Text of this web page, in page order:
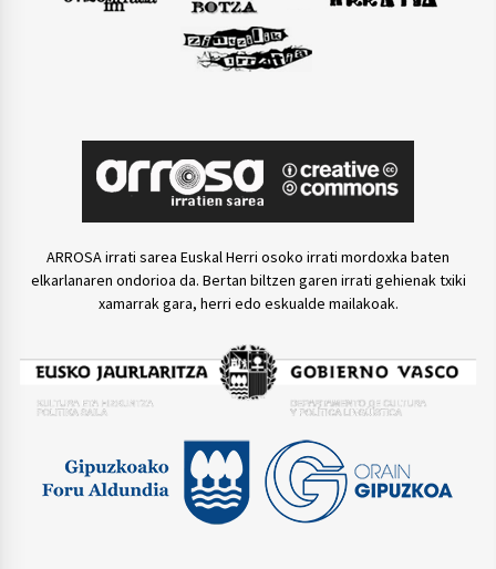
ARROSA irrati sarea Euskal Herri osoko irrati mordoxka baten
elkarlanaren ondorioa da. Bertan biltzen garen irrati gehienak txiki
xamarrak gara, herri edo eskualde mailakoak.